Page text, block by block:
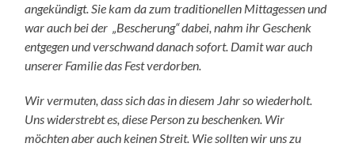
angekündigt.Sie kam da zum traditionellen Mittagessen und
war auch bei der „Bescherung“ dabei, nahm ihr Geschenk
entgegen und verschwand danach sofort. Damit war auch
unserer Familie das Fest verdorben.
Wir vermuten, dass sich das in diesem Jahr so wiederholt.
Uns widerstrebt es, diese Person zu beschenken. Wir
möchten aber auch keinen Streit. Wie sollten wir uns zu